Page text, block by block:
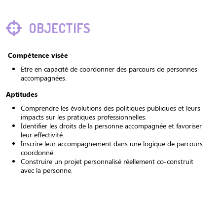
OBJECTIFS
Compétence visée
Etre en capacité de coordonner des parcours de personnes
accompagnées.
Aptitudes
Comprendre les évolutions des politiques publiques et leurs
impacts sur les pratiques professionnelles.
Identifier les droits de la personne accompagnée et favoriser
leur effectivité.
Inscrire leur accompagnement dans une logique de parcours
coordonné.
Construire un projet personnalisé réellement co-construit
avec la personne.